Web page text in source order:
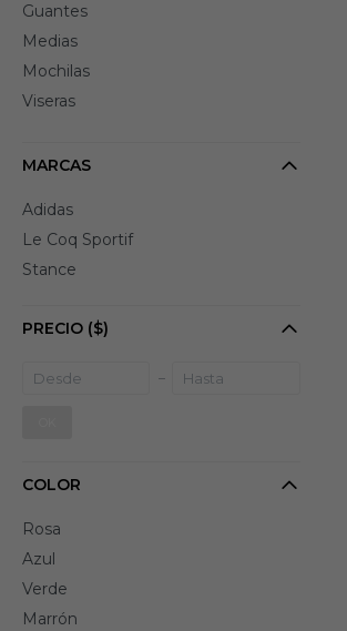
Guantes
Medias
Mochilas
Viseras
MARCAS
Adidas
Le Coq Sportif
Stance
PRECIO ($)
COLOR
Rosa
Azul
Verde
Marrón